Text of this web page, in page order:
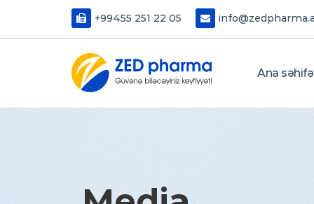
+99455 251 22 05
Ana səhifə